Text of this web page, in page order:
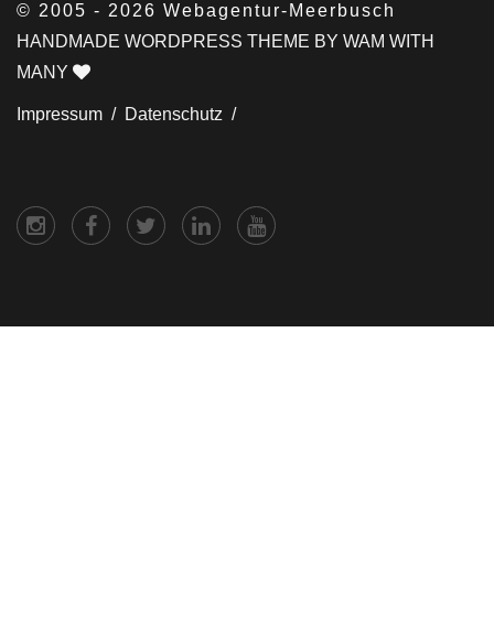
© 2005 - 2026 Webagentur-Meerbusch
HANDMADE WORDPRESS THEME BY WAM WITH
MANY
Impressum / Datenschutz /